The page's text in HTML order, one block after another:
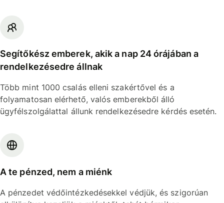
Segítőkész emberek, akik a nap 24 órájában a
rendelkezésedre állnak
Több mint 1000 csalás elleni szakértővel és a
folyamatosan elérhető, valós emberekből álló
ügyfélszolgálattal állunk rendelkezésedre kérdés esetén.
A te pénzed, nem a miénk
A pénzedet védőintézkedésekkel védjük, és szigorúan